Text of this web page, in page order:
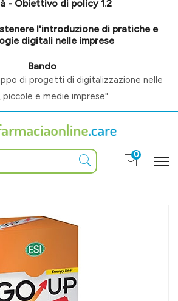
- Obiettivo di policy 1.2
l'introduzione di pratiche e
digitali nelle imprese
Bando
di progetti di digitalizzazione nelle
piccole e medie imprese"
0
16 Buste 20 ml